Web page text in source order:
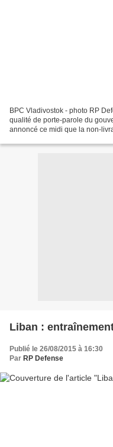
BPC Vladivostok - photo RP
qualité de porte-parole du
annoncé ce midi que la non-
Liban :
Publié le 26/08/2015 à 16:30
Par RP Defense